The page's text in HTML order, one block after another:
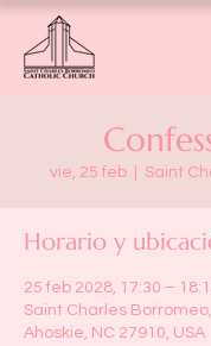
vie, 25 feb Saint
Horario y
25 feb 2028, 17:30 –
Saint Charles
Ahoskie, NC 27910, USA